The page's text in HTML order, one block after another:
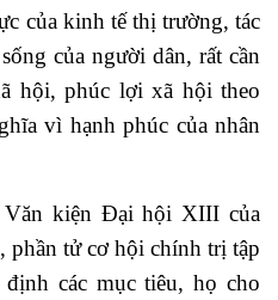
của kinh tế thị trường, tác
của người dân, rất cần
hội, phúc lợi xã hội theo
vì hạnh phúc của nhân
kiện Đại hội XIII của
phần tử cơ hội chính trị tập
các mục tiêu, họ cho